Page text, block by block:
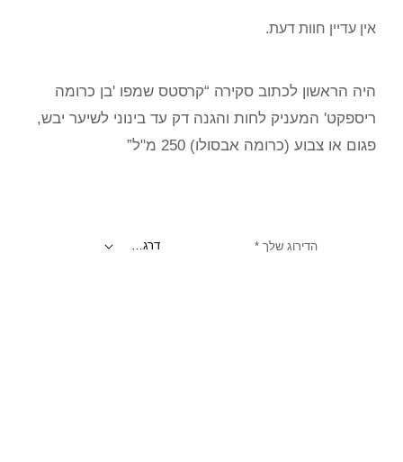
אין עדיין חוות דעת.
היה הראשון לכתוב סקירה “קרסטס שמפו 'בן כרומה
ריספקט' המעניק לחות והגנה דק עד בינוני לשיער יבש,
פגום או צבוע (כרומה אבסולו) 250 מ"ל”
הדירוג שלך *